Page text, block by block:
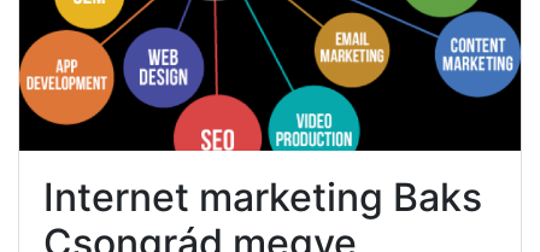
Internet marketing Baks